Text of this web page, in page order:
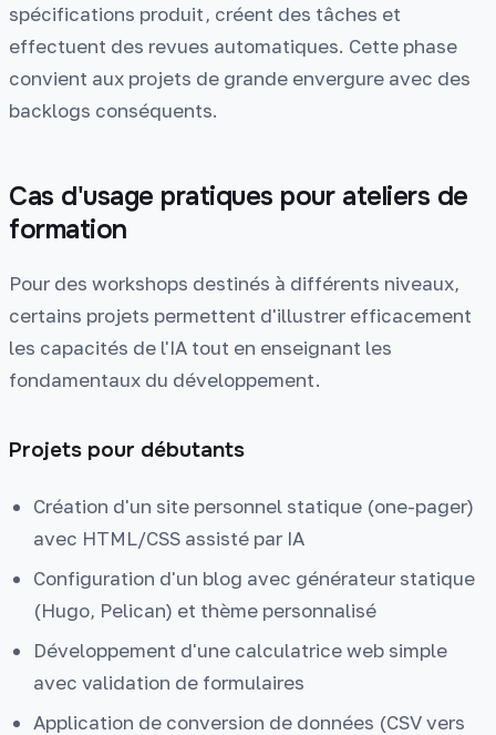
spécifications produit, créent des tâches et
effectuent des revues automatiques. Cette phase
convient aux projets de grande envergure avec des
backlogs conséquents.
Cas d'usage pratiques pour ateliers de
formation
Pour des workshops destinés à différents niveaux,
certains projets permettent d'illustrer efficacement
les capacités de l'IA tout en enseignant les
fondamentaux du développement.
Projets pour débutants
Création d'un site personnel statique (one-pager)
avec HTML/CSS assisté par IA
Configuration d'un blog avec générateur statique
(Hugo, Pelican) et thème personnalisé
Développement d'une calculatrice web simple
avec validation de formulaires
Application de conversion de données (CSV vers